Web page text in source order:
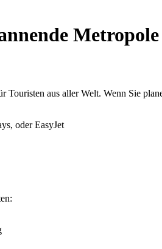
Metropole
aus aller Welt. Wenn Sie
oder EasyJet